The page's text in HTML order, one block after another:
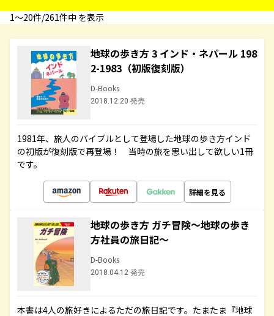
1〜20件/261件中 を表示
地球の歩き方 3 インド・ネパール 198
2-1983（初版復刻版）
D-Books
2018.12.20 発売
1981年、旅人のバイブルとして登場した地球の歩き方インド
の初版が復刻版で再登場！ 当時の旅を思い出して欲しい1冊
です。
詳細を見る
地球の歩き方 ガチ冒険～地球の歩き
方社員の旅日記～
D-Books
2018.04.12 発売
本書は4人の旅好きによるただの旅日記です。たまたま『地球